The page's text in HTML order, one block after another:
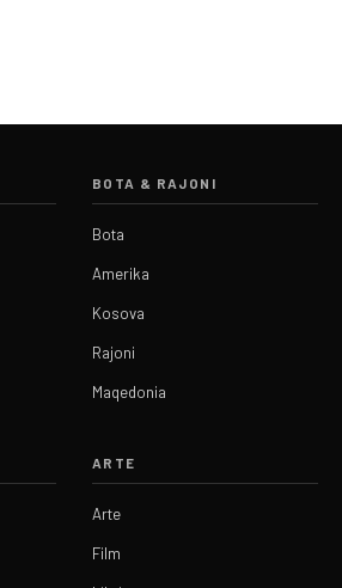
BOTA & RAJONI
Bota
Amerika
Kosova
Rajoni
Maqedonia
ARTE
Arte
Film